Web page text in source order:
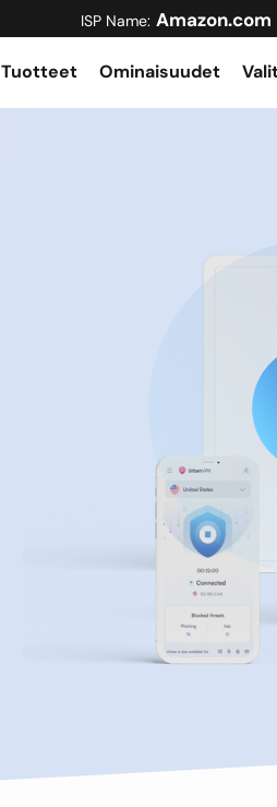
ISP Name: Amazon.com
Tuotteet Ominaisuudet